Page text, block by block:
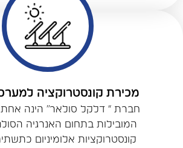
מכירת קונסטרוקציה
חברת “ דלקל סולאר” הינה
המובילות בתחום האנרגיה
קונסטרוקציות אלומיניום